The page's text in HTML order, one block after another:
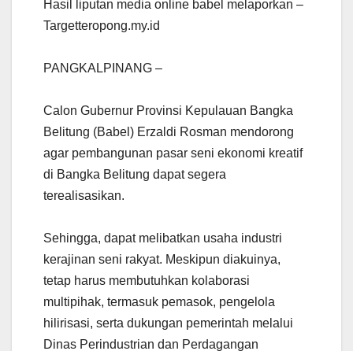
Hasil liputan media online babel melaporkan –
Targetteropong.my.id
PANGKALPINANG –
Calon Gubernur Provinsi Kepulauan Bangka
Belitung (Babel) Erzaldi Rosman mendorong
agar pembangunan pasar seni ekonomi kreatif
di Bangka Belitung dapat segera
terealisasikan.
Sehingga, dapat melibatkan usaha industri
kerajinan seni rakyat. Meskipun diakuinya,
tetap harus membutuhkan kolaborasi
multipihak, termasuk pemasok, pengelola
hilirisasi, serta dukungan pemerintah melalui
Dinas Perindustrian dan Perdagangan